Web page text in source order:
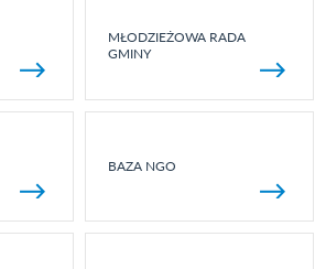
MŁODZIEŻOWA RADA
GMINY
BAZA NGO